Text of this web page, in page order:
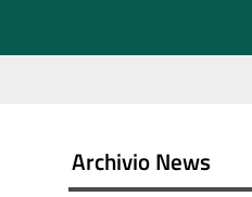
Archivio News